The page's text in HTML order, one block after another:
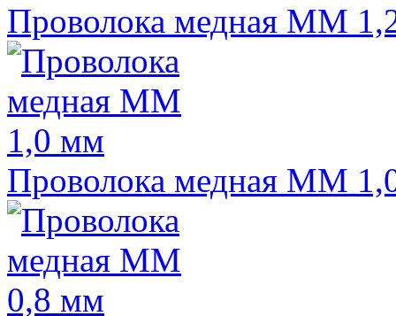
Проволока медная ММ
Проволока медная ММ